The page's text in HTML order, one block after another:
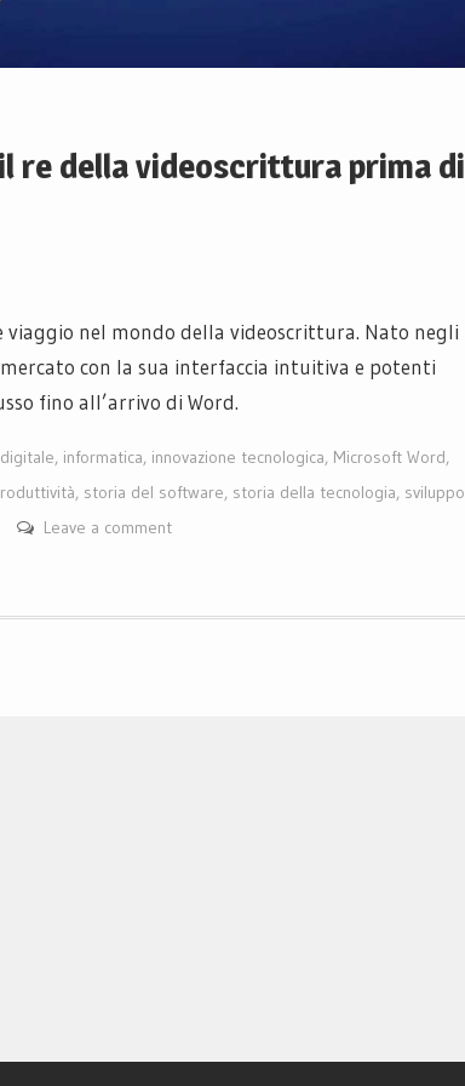
re della videoscrittura prima di
viaggio nel mondo della videoscrittura. Nato negli
con la sua interfaccia intuitiva e potenti
fino all’arrivo di Word.
, informatica, innovazione tecnologica, Microsoft Word,
, storia del software, storia della tecnologia, sviluppo
Leave a comment